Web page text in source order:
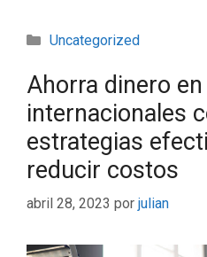
Uncategorized
Ahorra dinero
internacionales
estrategias
reducir costos
abril 28, 2023 por julian